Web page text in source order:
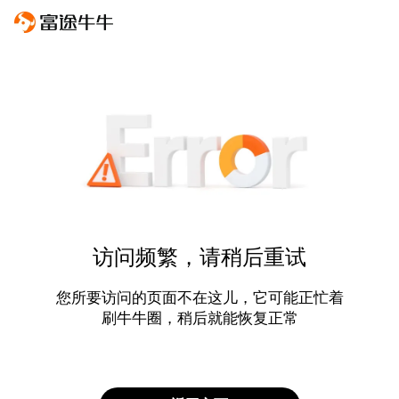
访问频繁，请稍后重试
您所要访问的页面不在这儿，它可能正忙着
刷牛牛圈，稍后就能恢复正常